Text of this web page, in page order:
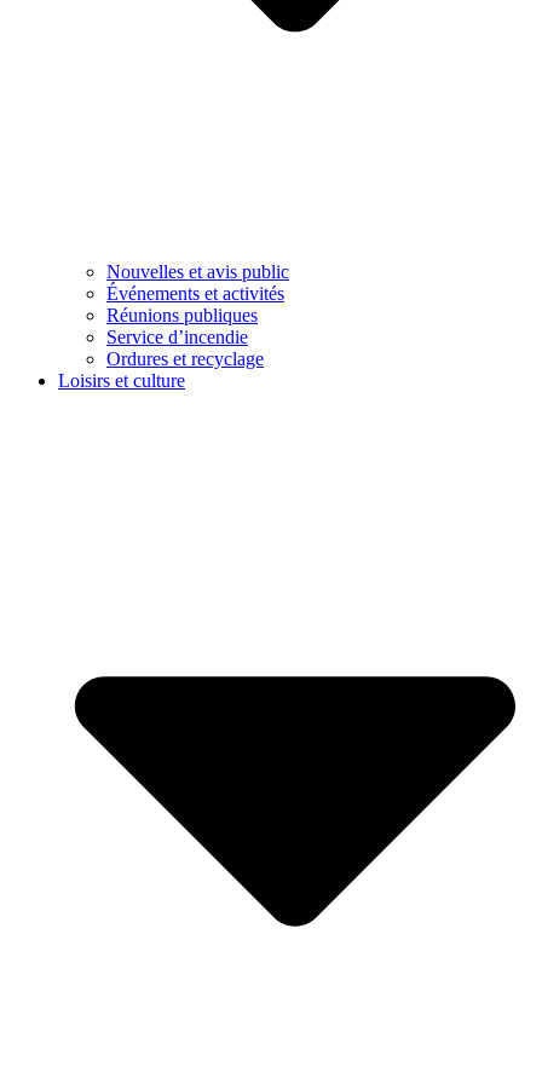
Nouvelles et avis public
Événements et activités
Réunions publiques
Service d’incendie
Ordures et recyclage
Loisirs et culture